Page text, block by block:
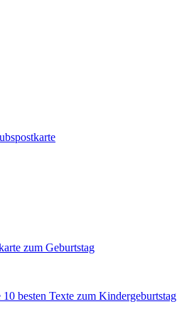
zum Geburtstag
10 besten Texte zum Kindergeburtstag